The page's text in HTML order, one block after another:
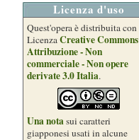
Licenza d'uso
Quest'opera è distribuita con
LicenzaCreative Commons
Attribuzione - Non
commerciale - Non opere
derivate 3.0 Italia.
Una notasui caratteri
giapponesi usati in alcune